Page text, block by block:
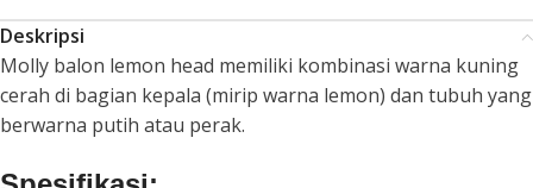
Deskripsi
Molly balon lemon head memiliki kombinasi warna kuning
cerah di bagian kepala (mirip warna lemon) dan tubuh yang
berwarna putih atau perak.